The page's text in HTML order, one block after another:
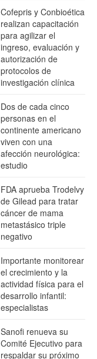
Cofepris y Conbioética
realizan capacitación
para agilizar el
ingreso, evaluación y
autorización de
protocolos de
investigación clínica
Dos de cada cinco
personas en el
continente americano
viven con una
afección neurológica:
estudio
FDA aprueba Trodelvy
de Gilead para tratar
cáncer de mama
metastásico triple
negativo
Importante monitorear
el crecimiento y la
actividad física para el
desarrollo infantil:
especialistas
Sanofi renueva su
Comité Ejecutivo para
respaldar su próximo